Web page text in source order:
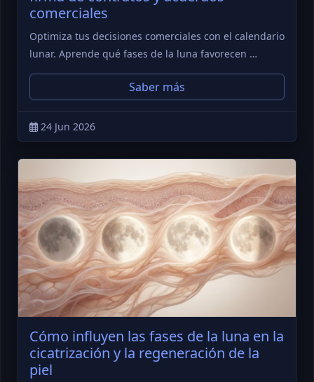
comerciales
Optimiza tus decisiones comerciales con el calendario
lunar. Aprende qué fases de la luna favorecen …
Saber más
24 Jun 2026
Cómo influyen las fases de la luna en la
cicatrización y la regeneración de la
piel